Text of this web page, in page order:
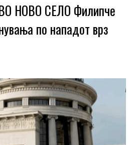
НОВО СЕЛО Филипче
по нападот врз